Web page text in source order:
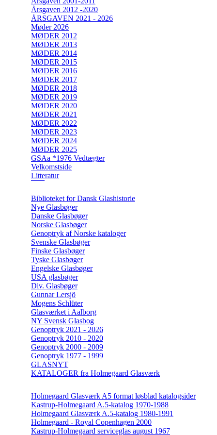
Årsgaven 2012 -2020
ÅRSGAVEN 2021 - 2026
Møder 2026
MØDER 2012
MØDER 2013
MØDER 2014
MØDER 2015
MØDER 2016
MØDER 2017
MØDER 2018
MØDER 2019
MØDER 2020
MØDER 2021
MØDER 2022
MØDER 2023
MØDER 2024
MØDER 2025
GSAa *1976 Vedtægter
Velkomstside
Litteratur
Biblioteket for Dansk Glashistorie
Nye Glasbøger
Danske Glasbøger
Norske Glasbøger
Genoptryk af Norske kataloger
Svenske Glasbøger
Finske Glasbøger
Tyske Glasbøger
Engelske Glasbøger
USA glasbøger
Div. Glasbøger
Gunnar Lersjö
Mogens Schlüter
Glasværket i Aalborg
NY Svensk Glasbog
Genoptryk 2021 - 2026
Genoptryk 2010 - 2020
Genoptryk 2000 - 2009
Genoptryk 1977 - 1999
GLASNYT
KATALOGER fra Holmegaard Glasværk
Holmegaard Glasværk A5 format løsblad katalogsider
Kastrup-Holmegaard A.5-katalog 1970-1988
Holmegaard Glasværk A.5-katalog 1980-1991
Holmegaard - Royal Copenhagen 2000
Kastrup-Holmegaard serviceglas august 1967